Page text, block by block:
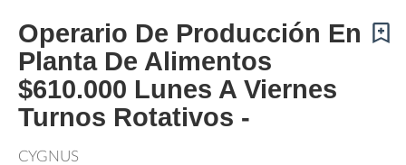
Operario De Producción En
Planta De Alimentos
$610.000 Lunes A Viernes
Turnos Rotativos -
CYGNUS